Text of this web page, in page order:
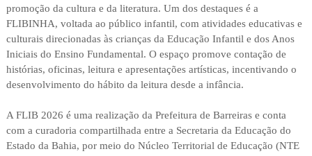
promoção da cultura e da literatura. Um dos destaques é a
FLIBINHA, voltada ao público infantil, com atividades educativas e
culturais direcionadas às crianças da Educação Infantil e dos Anos
Iniciais do Ensino Fundamental. O espaço promove contação de
histórias, oficinas, leitura e apresentações artísticas, incentivando o
desenvolvimento do hábito da leitura desde a infância.
A FLIB 2026 é uma realização da Prefeitura de Barreiras e conta
com a curadoria compartilhada entre a Secretaria da Educação do
Estado da Bahia, por meio do Núcleo Territorial de Educação (NTE